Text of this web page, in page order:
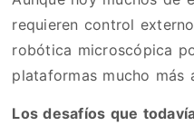
requieren control
robótica microscópica
plataformas mucho más
Los desafíos que